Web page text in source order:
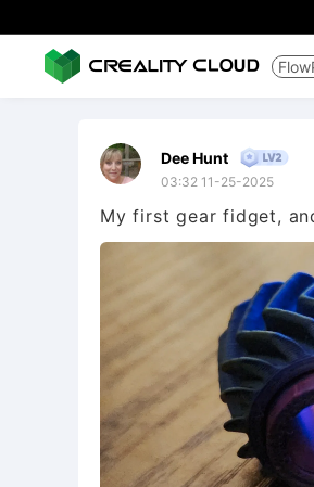
Dee Hunt
03:32 11-25-2025
My first gear fidget,